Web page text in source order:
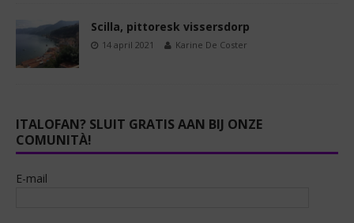
Scilla, pittoresk vissersdorp
14 april 2021 Karine De Coster
ITALOFAN? SLUIT GRATIS AAN BIJ ONZE
COMUNITÀ!
E-mail